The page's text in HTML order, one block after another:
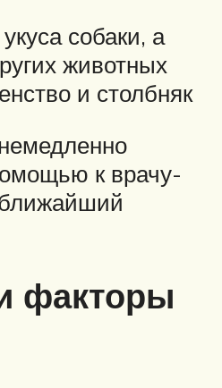
собаки, а
животных
и столбняк
к врачу-
факторы